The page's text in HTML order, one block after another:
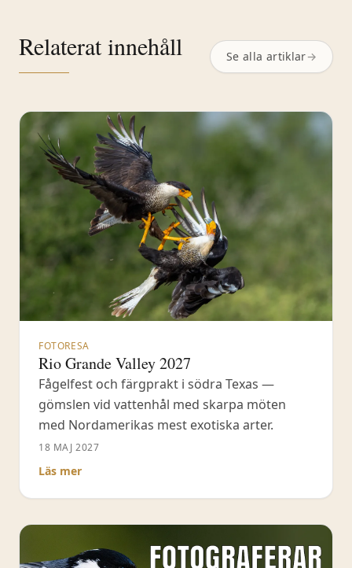
Relaterat innehåll Se alla artiklar→
FOTORESA
Rio Grande Valley 2027
Fågelfest och färgprakt i södra Texas —
gömslen vid vattenhål med skarpa möten
med Nordamerikas mest exotiska arter.
18 MAJ 2027
Läs mer